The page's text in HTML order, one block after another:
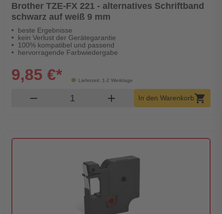
Brother TZE-FX 221 - alternatives Schriftband
schwarz auf weiß 9 mm
beste Ergebnisse
kein Verlust der Gerätegarantie
100% kompatibel und passend
hervorragende Farbwiedergabe
Lieferzeit: 1-2 Werktage
9,85 €*
remove Produkt Warenkorb Menge
add In den Warenkorbshopping_cart